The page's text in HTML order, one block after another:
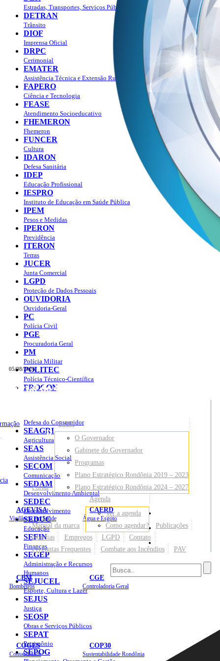
05/08/2026
Portal do Governo do
Rondônia
AGEVISA
Vigilância em Saúde
CAERD
Água e Esgoto
CBM
Bombeiros
CGE
Controladoria Geral
COGES
Contabilidade
COP30
Sustentabilidade Rondônia
Sites
Portal
Sobre
O Governador
Gabinete do Governador
Programas
Plano Estratégico Rondônia 2019 – 2023
Plano Estratégico Rondônia 2024 – 2027
Manual da marca
Agenda
Ver a agenda
Como agendar?
Publicações
Notícias
Empregos LGPD
Contato
Perguntas Frequentes
Combate aos Incêndios PAV
Estradas, Transportes, Serviços Públicos
DETRAN
Trânsito
DIOF
Imprensa Oficial
DRPC
Cerimonial
EMATER
Assistência Técnica e Extensão Rural
FAPERO
Ciência e Tecnologia
FEASE
Atendimento Socioeducativo
FHEMERON
Fhemeron
FUNCER
Cultura
IDARON
Defesa Sanitária
IDEP
Educação Profissional
IESPRO
Instituto de Educação em Saúde Pública
IPEM
Pesos e Medidas
IPERON
Previdência
ITERON
Terras
JUCER
Junta Comercial
LGPD
Proteção de Dados Pessoais
OUVIDORIA
Ouvidoria-Geral
PC
Polícia Civil
PGE
Procuradoria Geral
PM
Polícia Militar
POLITEC
Polícia Técnico-Científica
PROCON
Defesa do Consumidor
SEAGRI
Agricultura
SEAS
Assistência Social
SECOM
Comunicação
SEDAM
Desenvolvimento Ambiental
SEDEC
Desenvolvimento
SEDUC
Educação
SEFIN
Finanças
SEGEP
Administração e Recursos
Humanos
SEJUCEL
Esporte, Cultura e Lazer
SEJUS
Justiça
SEOSP
Obras e Serviços Públicos
SEPAT
Patrimônio
SEPOG